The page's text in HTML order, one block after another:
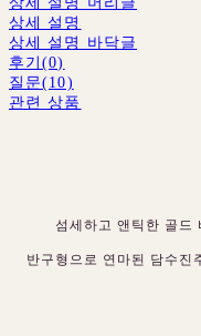
상세 설명
상세 설명 바닥글
후기(0)
질문(10)
관련 상품
섬세하고 앤틱한 골드
반구형으로 연마된 담수진